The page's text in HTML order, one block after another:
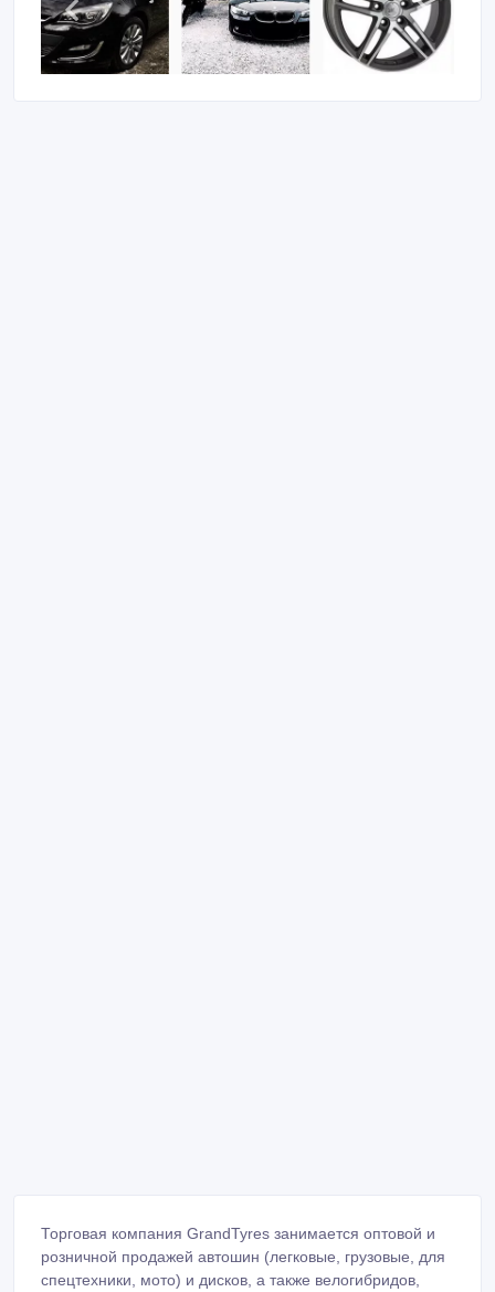
Торговая компания GrandTyres занимается оптовой и
розничной продажей автошин (легковые, грузовые, для
спецтехники, мото) и дисков, а также велогибридов,